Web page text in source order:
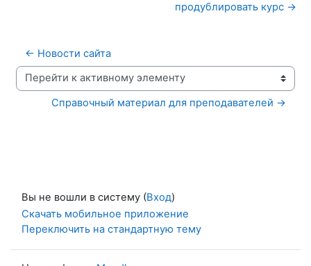
продублировать курс →
← Новости сайта
Перейти к активному элементу
Справочный материал для преподавателей →
Вы не вошли в систему (Вход)
Скачать мобильное приложение
Переключить на стандартную тему